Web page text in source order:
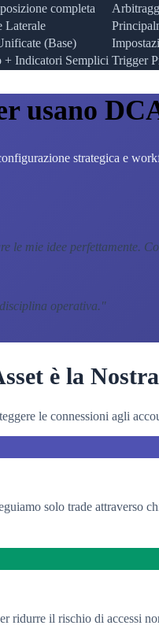
completa
Laterale
(Base)
+ Indicatori Semplici Trigger
usano
strategica e
le mie idee perfettamente.
operativa. "
è la
le connessioni agli
solo trade attraverso
ridurre il rischio di accessi